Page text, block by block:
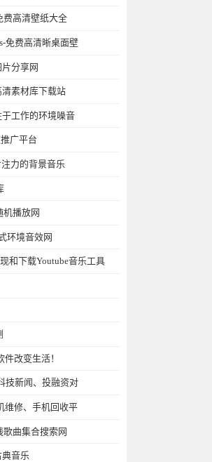
费高清壁纸大全
免费高清晰桌面壁
片分享网
清素材库下载站
于工作的环境噪音
广平台
注力的背景音乐
机播放网
环境音效网
和下载Youtube音乐工具
改变生活！
技新闻、投融资对
维修、手机回收平
歌曲集合搜索网
音乐